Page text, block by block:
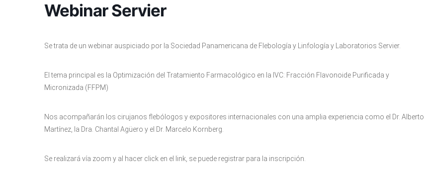
Webinar Servier
Se trata de un webinar auspiciado por la Sociedad Panamericana de Flebología y Linfología y Laboratorios Servier.
El tema principal es la Optimización del Tratamiento Farmacológico en la IVC: Fracción Flavonoide Purificada y
Micronizada (FFPM)
Nos acompañarán los cirujanos flebólogos y expositores internacionales con una amplia experiencia como el Dr. Alberto
Martínez, la Dra. Chantal Agüero y el Dr. Marcelo Kornberg.
Se realizará vía zoom y al hacer click en el link, se puede registrar para la inscripción.